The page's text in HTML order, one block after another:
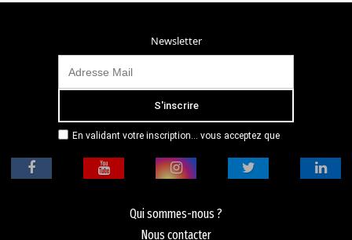
Newsletter
En validant votre inscription... vous acceptez que
adresse email dans le but de vous envoyer
mensuellement sa lettre d’informations. Pour plus
politique de confidentialité.
Qui sommes-nous ?
Nous contacter